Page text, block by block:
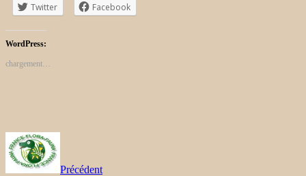
Twitter Facebook
WordPress:
chargement…
Précédent